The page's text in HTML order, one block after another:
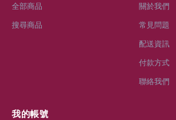
全部商品
搜尋商品
關於我們
常見問題
配送資訊
付款方式
聯絡我們
我的帳號